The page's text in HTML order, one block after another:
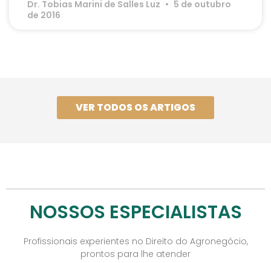
Dr. Tobias Marini de Salles Luz
5 de outubro
de 2016
VER TODOS OS ARTIGOS
NOSSOS ESPECIALISTAS
Profissionais experientes no Direito do Agronegócio,
prontos para lhe atender